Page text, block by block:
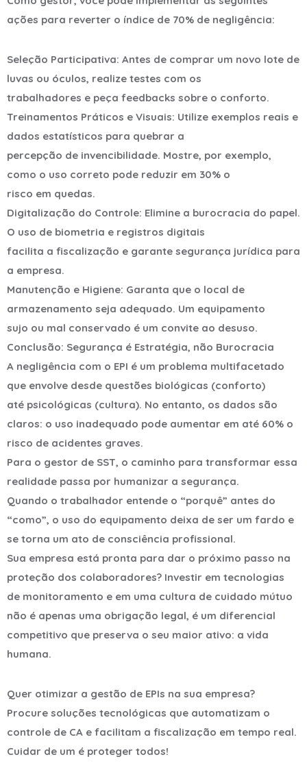
ações para reverter o índice de 70% de negligência:
Seleção Participativa: Antes de comprar um novo lote de
luvas ou óculos, realize testes com os
trabalhadores e peça feedbacks sobre o conforto.
Treinamentos Práticos e Visuais: Utilize exemplos reais e
dados estatísticos para quebrar a
percepção de invencibilidade. Mostre, por exemplo,
como o uso correto pode reduzir em 30% o
risco em quedas.
Digitalização do Controle: Elimine a burocracia do papel.
O uso de biometria e registros digitais
facilita a fiscalização e garante segurança jurídica para
a empresa.
Manutenção e Higiene: Garanta que o local de
armazenamento seja adequado. Um equipamento
sujo ou mal conservado é um convite ao desuso.
Conclusão: Segurança é Estratégia, não Burocracia
A negligência com o EPI é um problema multifacetado
que envolve desde questões biológicas (conforto)
até psicológicas (cultura). No entanto, os dados são
claros: o uso inadequado pode aumentar em até 60% o
risco de acidentes graves.
Para o gestor de SST, o caminho para transformar essa
realidade passa por humanizar a segurança.
Quando o trabalhador entende o “porquê” antes do
“como”, o uso do equipamento deixa de ser um fardo e
se torna um ato de consciência profissional.
Sua empresa está pronta para dar o próximo passo na
proteção dos colaboradores? Investir em tecnologias
de monitoramento e em uma cultura de cuidado mútuo
não é apenas uma obrigação legal, é um diferencial
competitivo que preserva o seu maior ativo: a vida
humana.
Quer otimizar a gestão de EPIs na sua empresa?
Procure soluções tecnológicas que automatizam o
controle de CA e facilitam a fiscalização em tempo real.
Cuidar de um é proteger todos!